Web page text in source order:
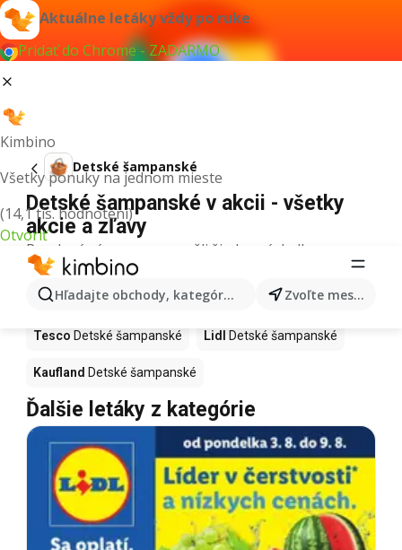
Aktuálne letáky vždy po ruke
Pridať do Chrome - ZADARMO
Kimbino
Všetky ponuky na jednom mieste
(14,1 tis. hodnotení)
Otvoriť
Hľadajte obchody, kategórie, produkty... Zvoľte mesto
Detské šampanské
Detské šampanské v akcii - všetky
akcie a zľavy
Pre daný výraz sme nenašli žiadne výsledky.
Detské šampanské v akcii - Kde
kúpiť?
Tesco Detské šampanské Lidl Detské šampanské
Kaufland Detské šampanské
Ďalšie letáky z kategórie